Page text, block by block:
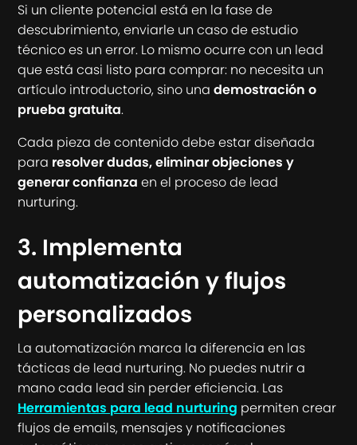
Si un cliente potencial está en la fase de
descubrimiento, enviarle un caso de estudio
técnico es un error. Lo mismo ocurre con un lead
que está casi listo para comprar: no necesita un
artículo introductorio, sino unademostración o
prueba gratuita.
Cada pieza de contenido debe estar diseñada
para resolver dudas, eliminar objeciones y
generar confianza en el proceso de lead
nurturing.
3. Implementa
automatización y flujos
personalizados
La automatización marca la diferencia en las
tácticas de lead nurturing. No puedes nutrir a
mano cada lead sin perder eficiencia. Las
Herramientas para lead nurturing permiten crear
flujos de emails, mensajes y notificaciones